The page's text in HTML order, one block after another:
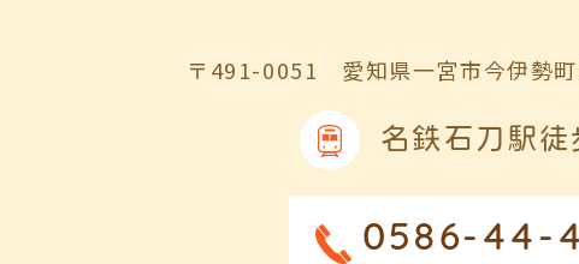
〒491-0051 愛知県一宮市今伊勢
名鉄石刀駅徒
0586-44-